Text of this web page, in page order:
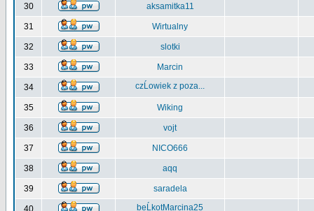
30 aksamitka11
31 Wirtualny
32 slotki
33 Marcin
34 czĹowiek z poza...
35 Wiking
36 vojt
37 NICO666
38 aqq
39 saradela
40 beĹkotMarcina25